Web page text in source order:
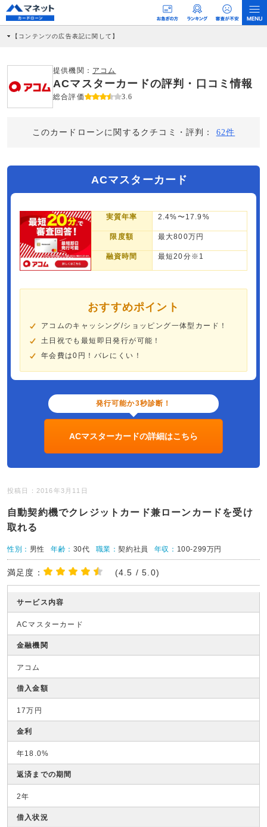
【コンテンツの広告表記に関して】
社に対して企業から紹介報酬が支払われるという収益モデルです。 ただし、特定の
商品を根拠なくPRするものではなく、当編集部の調査／ユーザーへの口コミ収集な
どに基づき、公平性を担保した情報提供を行っています。
>提携企業一覧
提供機関： アコム
ACマスターカードの評判・口コミ情報
総合評価 3.6
このカードローンに関するクチコミ・評判： 62件
ACマスターカード
実質年率 2.4%〜17.9%
限度額 最大800万円
融資時間 最短20分※1
おすすめポイント
アコムのキャッシング/ショッピング一体型カード！
土日祝でも最短即日発行が可能！
年会費は0円！バレにくい！
発行可能か3秒診断！
ACマスターカードの詳細はこちら
投稿日：2016年3月11日
自動契約機でクレジットカード兼ローンカードを受け
取れる
性別： 男性 年齢： 30代 職業：契約社員 年収： 100-299万円
満足度： (4.5 / 5.0)
サービス内容
ACマスターカード
金融機関
アコム
借入金額
17万円
金利
年18.0%
返済までの期間
2年
借入状況